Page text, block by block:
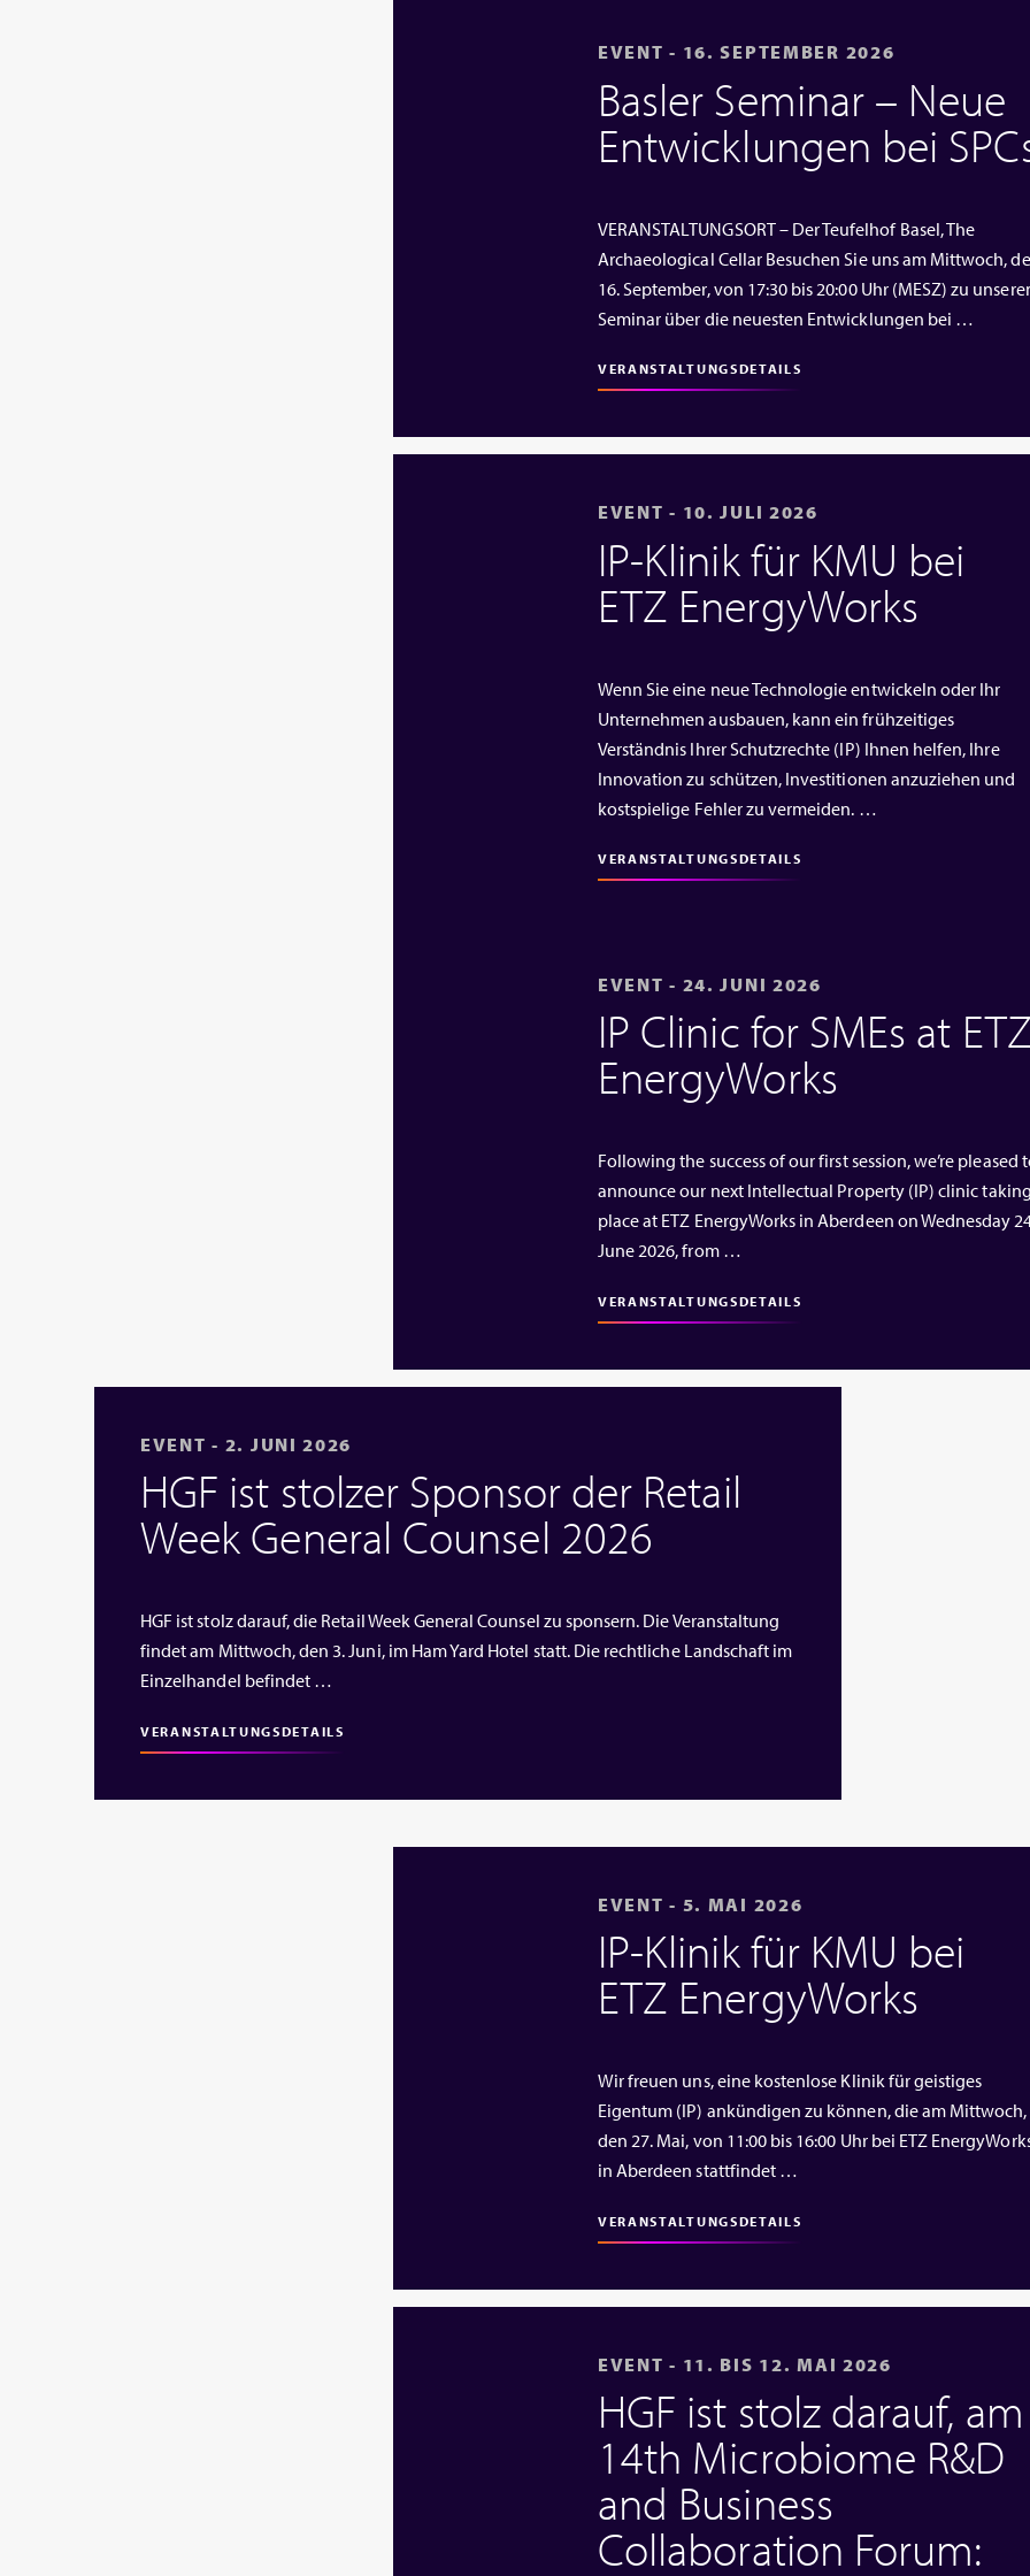
EVENT - 16. SEPTEMBER 2026
Basler Seminar – Neue
Entwicklungen bei
VERANSTALTUNGSORT – Der Teufelhof Basel, The
Archaeological Cellar Besuchen Sie uns am Mittwoch,
16. September, von 17:30 bis 20:00 Uhr (MESZ) zu
Seminar über die neuesten Entwicklungen bei …
VERANSTALTUNGSDETAILS
EVENT - 10. JULI 2026
IP‑Klinik für KMU bei
ETZ EnergyWorks
Wenn Sie eine neue Technologie entwickeln oder Ihr
Unternehmen ausbauen, kann ein frühzeitiges
Verständnis Ihrer Schutzrechte (IP) Ihnen helfen, Ihre
Innovation zu schützen, Investitionen anzuziehen und
kostspielige Fehler zu vermeiden. …
VERANSTALTUNGSDETAILS
EVENT - 24. JUNI 2026
IP Clinic for SMEs at
EnergyWorks
Following the success of our first session, we’re pleased
announce our next Intellectual Property (IP) clinic
place at ETZ EnergyWorks in Aberdeen on Wednesday
June 2026, from …
VERANSTALTUNGSDETAILS
EVENT - 2. JUNI 2026
HGF ist stolzer Sponsor der Retail
Week General Counsel 2026
HGF ist stolz darauf, die Retail Week General Counsel zu sponsern. Die Veranstaltung
findet am Mittwoch, den 3. Juni, im Ham Yard Hotel statt. Die rechtliche Landschaft im
Einzelhandel befindet …
VERANSTALTUNGSDETAILS
EVENT - 5. MAI 2026
IP‑Klinik für KMU bei
ETZ EnergyWorks
Wir freuen uns, eine kostenlose Klinik für geistiges
Eigentum (IP) ankündigen zu können, die am Mittwoch,
den 27. Mai, von 11:00 bis 16:00 Uhr bei ETZ
in Aberdeen stattfindet …
VERANSTALTUNGSDETAILS
EVENT - 11. BIS 12. MAI 2026
HGF ist stolz darauf, am
14th Microbiome R&D
and Business
Collaboration Forum: